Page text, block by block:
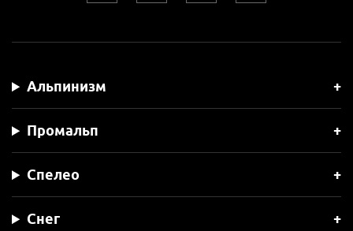
Альпинизм
Промальп
Спелео
Снег